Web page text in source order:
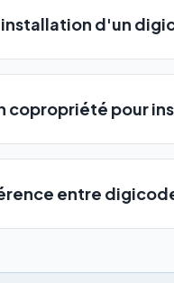
d'un
copropriété pour
entre